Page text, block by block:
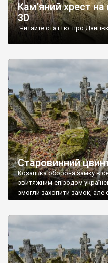
Кам’яний хрест на
3D
Читайте статтю про
Старовинний
Козацька оборона замку в
звитяжним епізодом
змогли захопити замок, але
поховали на цвинтарі, який
ньому чимало хрестів 19